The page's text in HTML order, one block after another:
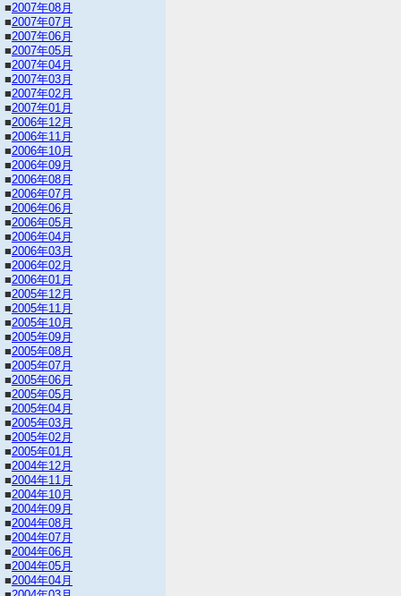
■2007年08月
■2007年07月
■2007年06月
■2007年05月
■2007年04月
■2007年03月
■2007年02月
■2007年01月
■2006年12月
■2006年11月
■2006年10月
■2006年09月
■2006年08月
■2006年07月
■2006年06月
■2006年05月
■2006年04月
■2006年03月
■2006年02月
■2006年01月
■2005年12月
■2005年11月
■2005年10月
■2005年09月
■2005年08月
■2005年07月
■2005年06月
■2005年05月
■2005年04月
■2005年03月
■2005年02月
■2005年01月
■2004年12月
■2004年11月
■2004年10月
■2004年09月
■2004年08月
■2004年07月
■2004年06月
■2004年05月
■2004年04月